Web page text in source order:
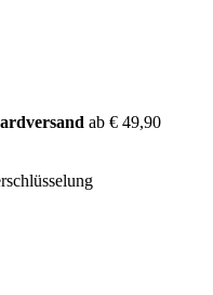
ab € 49,90